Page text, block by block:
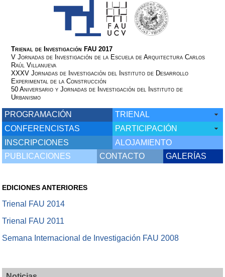
Trienal de Investigación FAU 2017
V Jornadas de Investigación de la Escuela de Arquitectura Carlos
Raúl Villanueva
XXXV Jornadas de Investigación del Instituto de Desarrollo
Experimental de la Construcción
50 Aniversario y Jornadas de Investigación del Instituto de
Urbanismo
PROGRAMACIÓN
TRIENAL
CONFERENCISTAS
PARTICIPACIÓN
INSCRIPCIONES
ALOJAMIENTO
PUBLICACIONES
CONTACTO GALERÍAS
EDICIONES ANTERIORES
Trienal FAU 2014
Trienal FAU 2011
Semana Internacional de Investigación FAU 2008